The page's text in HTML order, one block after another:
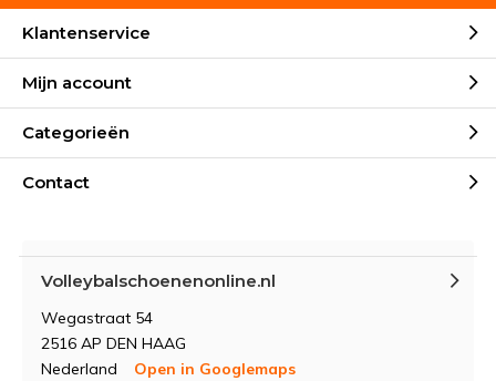
Klantenservice
Mijn account
Categorieën
Contact
Volleybalschoenenonline.nl
Wegastraat 54
2516 AP DEN HAAG
Nederland
Open in Googlemaps